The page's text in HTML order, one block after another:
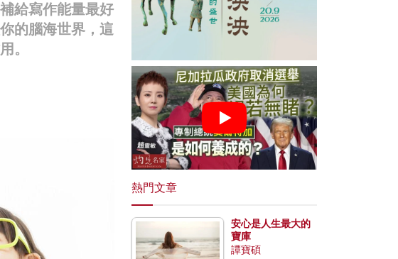
給寫作能量最好
的腦海世界，這
。
熱門文章
安心是人生最大的
寶庫
譚寶碩